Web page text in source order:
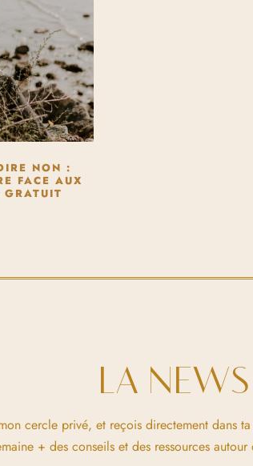
NON :
FACE AUX
LA
cercle privé, et reçois directement dans
+ des conseils et des ressources